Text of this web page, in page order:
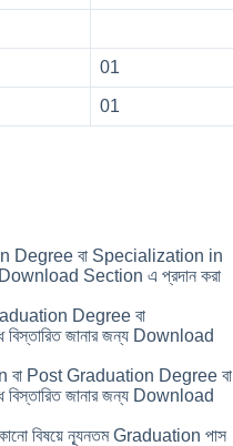
01
01
Degree বা Specialization in
Section এ প্রদান করা
Degree বা
জানার জন্য Download
বা Post Graduation Degree বা
জানার জন্য Download
বিষয়ে ন্যূনতম Graduation পাস